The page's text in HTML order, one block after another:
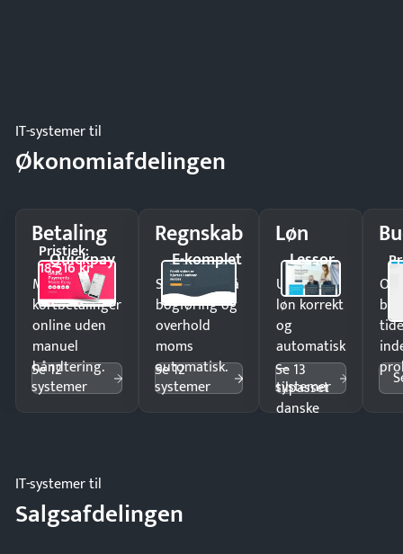
IT-systemer til
Økonomiafdelingen
Betaling
Quickpay
Pristjek:
18.516 kr
Modtag
kortbetalinger
online uden
manuel
håndtering.
Se 12
systemer
Regnskab
E-komplet
Spar timer på
bogføring og
overhold
moms
automatisk.
Se 12
systemer
Løn
Lessor
Udbetal
løn korrekt
og
automatisk
—
tilpasset
danske
Se 13
systemer
IT-systemer til
Salgsafdelingen